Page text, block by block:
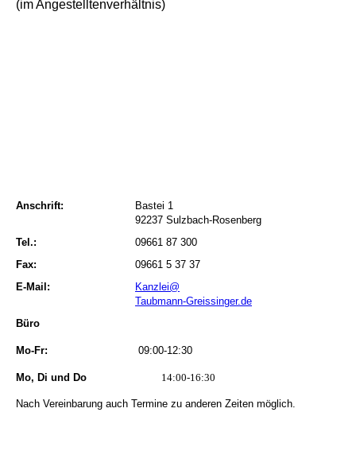
(im Angestelltenverhältnis)
Anschrift:
Bastei 1
92237 Sulzbach-Rosenberg
Tel.:
09661 87 300
Fax:
09661 5 37 37
E-Mail:
Kanzlei@
Taubmann-Greissinger.de
Büro
Mo-Fr:
Mo, Di und Do
09:00-12:30
14:00-16:30
Nach Vereinbarung auch Termine zu anderen Zeiten möglich.